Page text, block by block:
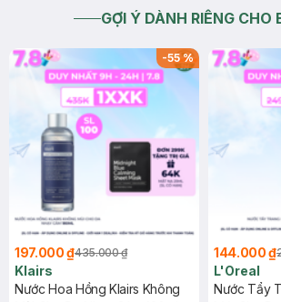
GỢI Ý DÀNH RIÊNG CHO
-55%
197.000 ₫435.000 ₫
Klairs
Nước Hoa Hồng Klairs Không
144.000 ₫
L'Oreal
Nước Tẩy